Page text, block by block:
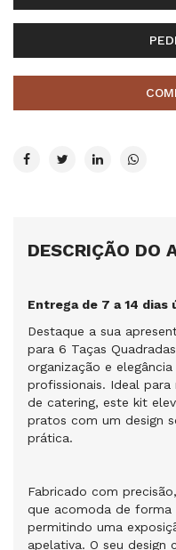
DESCRIÇÃO DO
Entrega de 7 a 14 dias
Destaque a sua
para 6 Taças
organização e
profissionais. Ideal para
de catering, este kit
pratos com um design
prática.
Fabricado com
que acomoda de forma
permitindo uma
apelativa. O seu